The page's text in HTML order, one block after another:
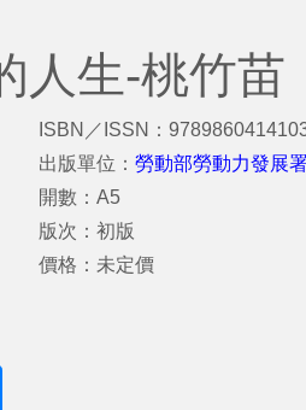
人生-桃竹苗
ISBN／ISSN：
出版單位：勞動部勞動力發展
開數：A5
版次：初版
價格：未定價